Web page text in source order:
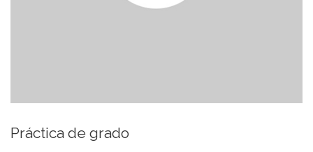
Práctica de grado